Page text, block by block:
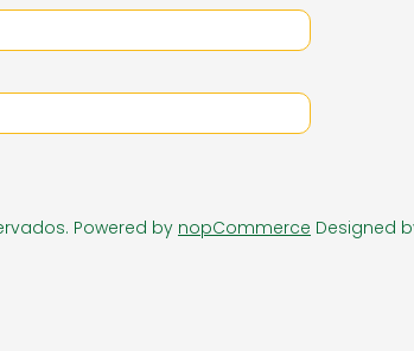
Powered by nopCommerce Designed